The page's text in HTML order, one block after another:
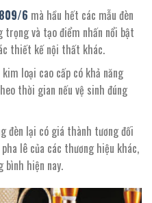
6 mà hầu hết các mẫu đèn
trọng và tạo điểm nhấn nổi bật
thiết kế nội thất khác.
loại cao cấp có khả năng
thời gian nếu vệ sinh đúng
đèn lại có giá thành tương đối
lê của các thương hiệu khác,
bình hiện nay.